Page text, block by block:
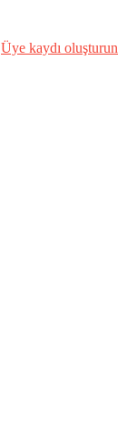
Üye kaydı oluşturun